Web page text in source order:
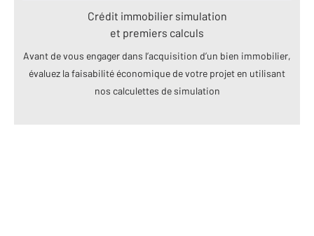
Crédit immobilier simulation
et premiers calculs
Avant de vous engager dans l’acquisition d’un bien immobilier,
évaluez la faisabilité économique de votre projet en utilisant
nos calculettes de simulation